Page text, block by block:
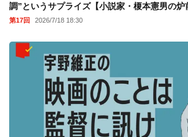
調”というサプライズ【小説家・榎本憲男の炉
第17回 2026/7/18 18:30